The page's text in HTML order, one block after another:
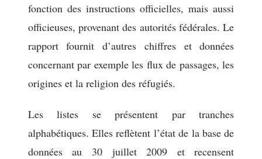
fonction des instructions officielles, mais aussi
officieuses, provenant des autorités fédérales. Le
rapport fournit d’autres chiffres et données
concernant par exemple les flux de passages, les
origines et la religion des réfugiés.
Les listes se présentent par tranches
alphabétiques. Elles reflètent l’état de la base de
données au 30 juillet 2009 et recensent